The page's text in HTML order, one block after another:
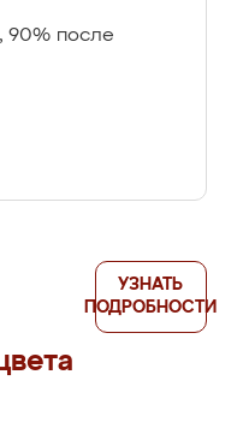
90% после
УЗНАТЬ
ПОДРОБНОСТИ